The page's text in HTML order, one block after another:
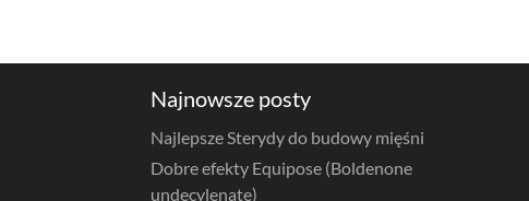
Najnowsze posty
Najlepsze Sterydy do budowy mięśni
Dobre efekty Equipose (Boldenone
undecylenate)